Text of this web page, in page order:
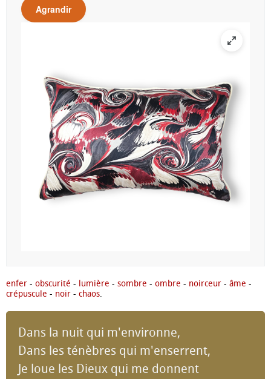
Agrandir
enfer - obscurité - lumière - sombre - ombre - noirceur - âme -
crépuscule - noir - chaos.
Dans la nuit qui m'environne,
Dans les ténèbres qui m'enserrent,
Je loue les Dieux qui me donnent